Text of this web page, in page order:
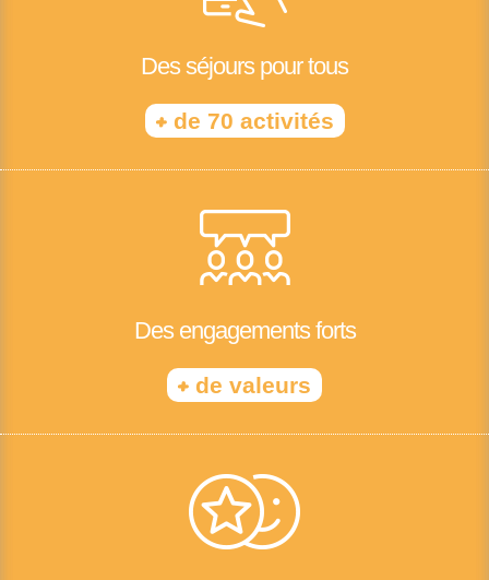
Des séjours pour tous
+de 70 activités
Des engagements forts
+ de valeurs